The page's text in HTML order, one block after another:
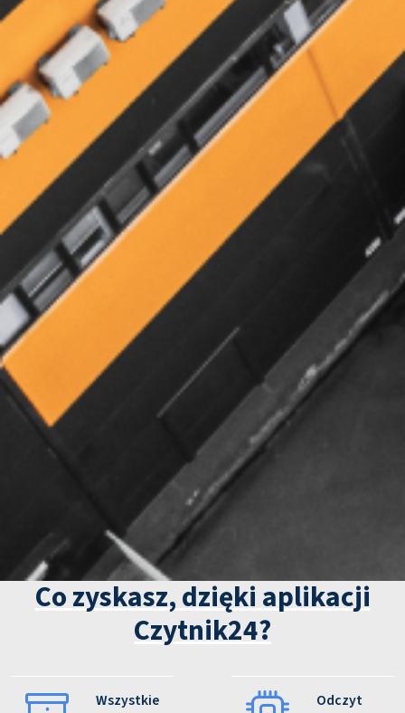
Co zyskasz, dzięki aplikacji
Czytnik24?
Wszystkie
Odczyt